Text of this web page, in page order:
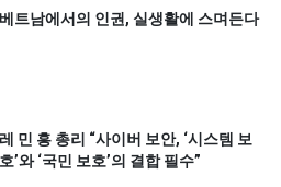
베트남에서의 인권, 실생활에 스며든다
레 민 흥 총리 “사이버 보안, ‘시스템 보
호’와 ‘국민 보호’의 결합 필수”